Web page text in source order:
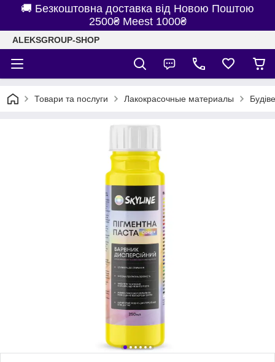
🚚 Безкоштовна доставка від Новою Поштою
2500₴ Meest 1000₴
ALEKSGROUP-SHOP
Товари та послуги Лакокрасочные материалы